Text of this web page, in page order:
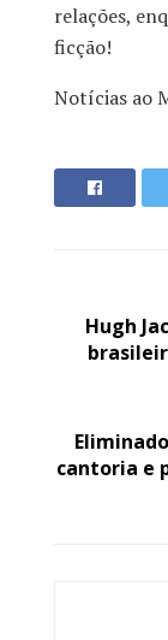
relações,
ficção!
Notícias ao
Hugh
cantoria e